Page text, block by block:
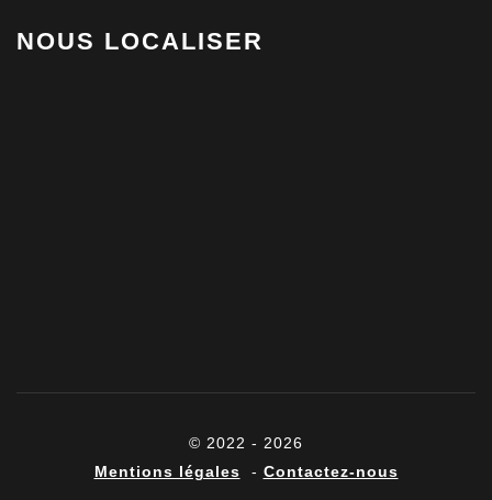
NOUS LOCALISER
© 2022 - 2026
Mentions légales - Contactez-nous